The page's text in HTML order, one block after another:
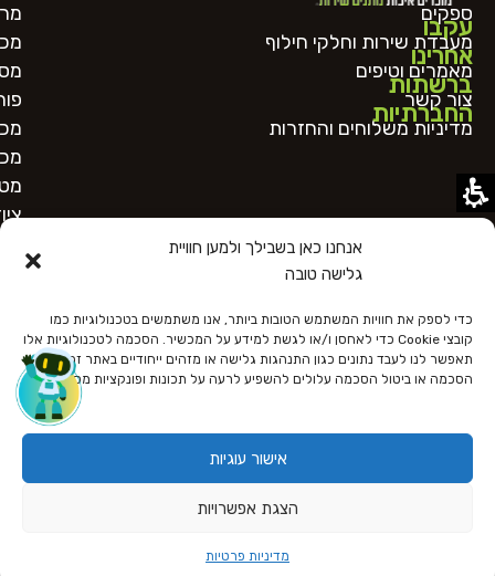
אנחנו כאן בשבילך ולמען חוויית
גלישה טובה
כדי לספק את חוויות המשתמש הטובות ביותר, אנו משתמשים בטכנולוגיות כמו
קובצי Cookie כדי לאחסן ו/או לגשת למידע על המכשיר. הסכמה לטכנולוגיות אלו
תאפשר לנו לעבד נתונים כגון התנהגות גלישה או מזהים ייחודיים באתר זה. אי
הסכמה או ביטול הסכמה עלולים להשפיע לרעה על תכונות ופונקציות מסוימות.
אישור עוגיות
הצגת אפשרויות
מדיניות פרטיות
עקבו
אחרינו
ברשתות
החברתיות
ספקים
מעבדת שירות וחלקי חילוף
מאמרים וטיפים
צור קשר
מדיניות משלוחים והחזרות
כל הזכויות שמורות
מדיניות פרטיות